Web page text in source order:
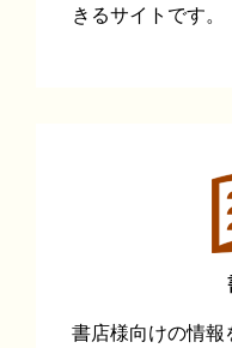
きるサイトです。
書店様向けの情報